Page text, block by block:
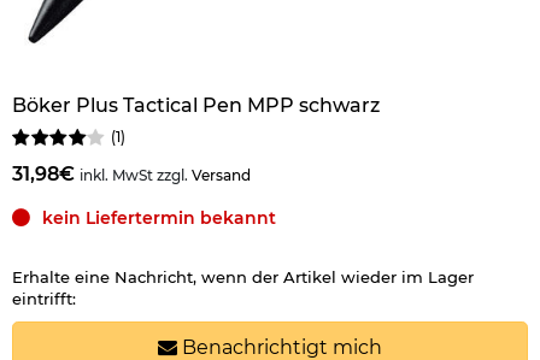
Böker Plus Tactical Pen MPP schwarz
(1 )
31,98€ inkl. MwSt zzgl. Versand
kein Liefertermin bekannt
Erhalte eine Nachricht, wenn der Artikel wieder im Lager
eintrifft:
Benachrichtigt mich